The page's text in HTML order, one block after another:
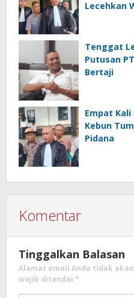
Lecehkan
Tenggat
Putusan
Bertaji
Empat
Kebun
Komentar
Tinggalkan Balasan
Alamat email Anda tidak
wajib ditandai *